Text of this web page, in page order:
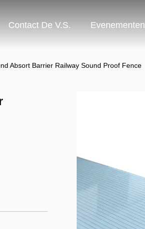
Contact De V.S. Evenementen
Absort Barrier Railway Sound Proof Fence